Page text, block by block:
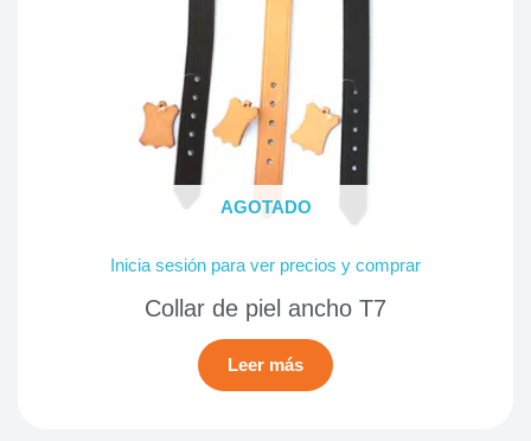
AGOTADO
Inicia sesión para ver precios y comprar
Collar de piel ancho T7
Leer más